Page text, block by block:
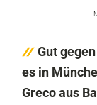
Gut
es in
Greco aus